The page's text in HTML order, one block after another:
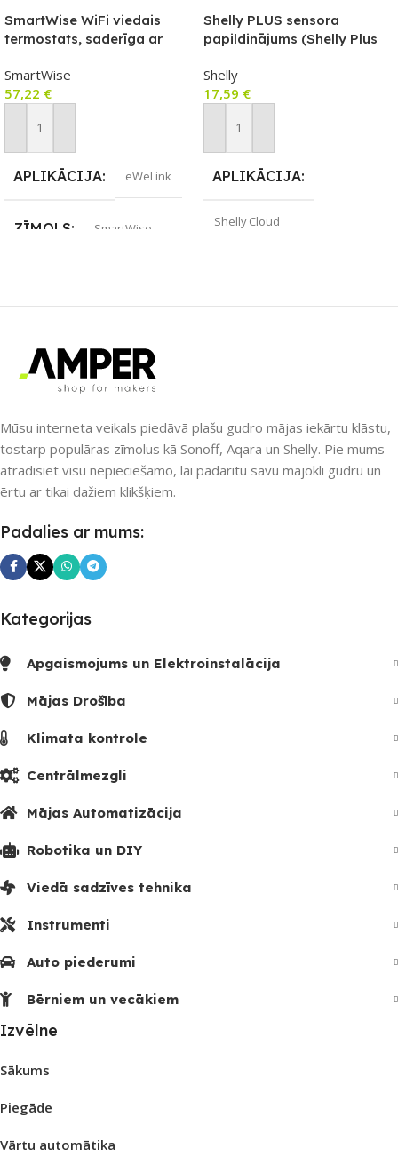
SmartWise WiFi viedais
termostats, saderīga ar
tips (sausais kontakts),
melns priekšējais panelis,
SmartWise
57,22 €
Pievienot Grozam
APLIKĀCIJA eWeLink
ZĪMOLS SmartWise
Nē
UZREIZ PIEEJAMAIS
SKAITS
Shelly PLUS sensora
papildinājums (Shelly Plus
Shelly
17,59 €
Pievienot Grozam
APLIKĀCIJA
Shelly Cloud
4
Mūsu interneta veikals piedāvā plašu gudro mājas iekārtu klāstu,
tostarp populāras zīmolus kā Sonoff, Aqara un Shelly. Pie mums
atradīsiet visu nepieciešamo, lai padarītu savu mājokli gudru un
ērtu ar tikai dažiem klikšķiem.
Padalies ar mums:
Kategorijas
Apgaismojums un Elektroinstalācija
Mājas Drošība
Klimata kontrole
Centrālmezgli
Mājas Automatizācija
Robotika un DIY
Viedā sadzīves tehnika
Instrumenti
Auto piederumi
Bērniem un vecākiem
Izvēlne
Sākums
Piegāde
Vārtu automātika